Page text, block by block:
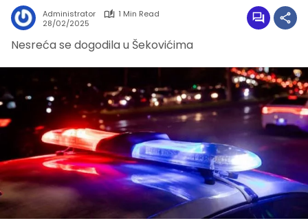
Administrator
1 Min Read
28/02/2025
Nesreća se dogodila u Šekovićima